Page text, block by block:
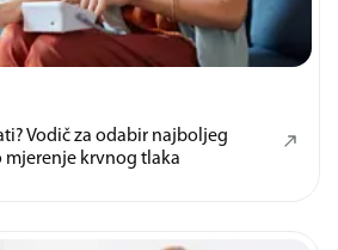
Vodič za odabir najboljeg
mjerenje krvnog tlaka